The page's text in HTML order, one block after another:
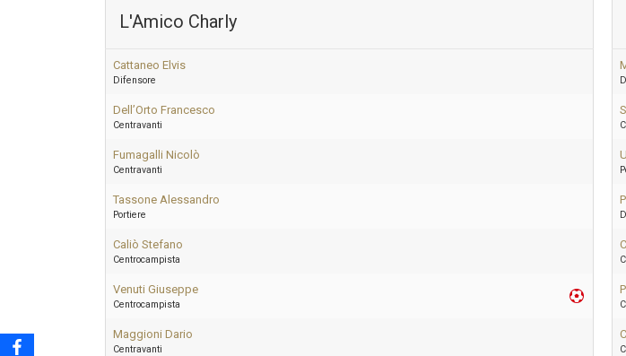
L'Amico Charly
Cattaneo Elvis
Difensore
Dell’Orto Francesco
Centravanti
Fumagalli Nicolò
Centravanti
Tassone Alessandro
Portiere
Caliò Stefano
Centrocampista
Venuti Giuseppe
Centrocampista
Maggioni Dario
Centravanti